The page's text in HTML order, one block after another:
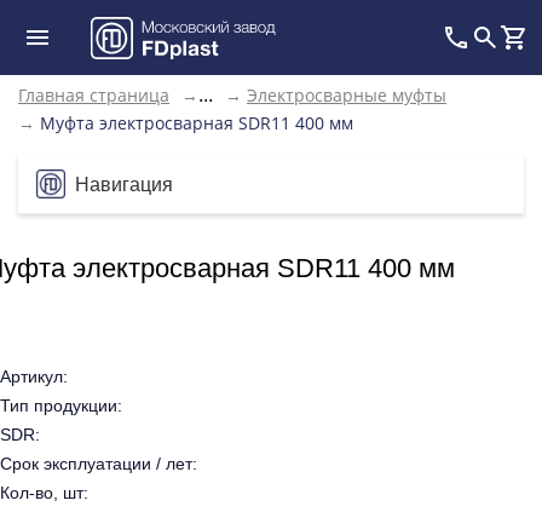
Главная страница → ... → Электросварные муфты
→ Муфта электросварная SDR11 400 мм
Навигация
электросварная SDR11 400 мм
Артикул:
Тип продукции:
SDR:
Срок эксплуатации / лет:
Кол-во, шт: